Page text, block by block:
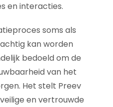
en interacties.
soms als
kan worden
bedoeld om de
van het
Het stelt Preev
en vertrouwde